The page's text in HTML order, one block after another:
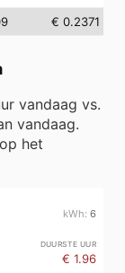
€ 0.2371
vandaag vs.
vandaag.
het
6
€ 1.96